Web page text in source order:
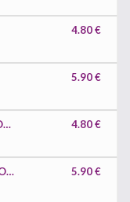
4.80 €
5.90 €
D54.THÉ VERT AUX FRUITS DE LA PASSION M 4.80 €
D55. THÉ VERT AUX FRUITS DE LA PASSION L 5.90 €